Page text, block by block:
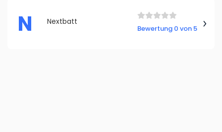
N Nextbatt
Bewertung 0 von 5